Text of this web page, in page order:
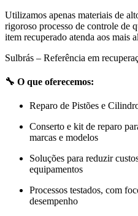
Utilizamos apenas materiais de
rigoroso processo de controle de
item recuperado atenda aos mais
Sulbrás – Referência em
🔧 O que oferecemos:
Reparo de Pistões e
Conserto e kit de reparo
marcas e modelos
Soluções para reduzir
equipamentos
Processos testados, com
desempenho